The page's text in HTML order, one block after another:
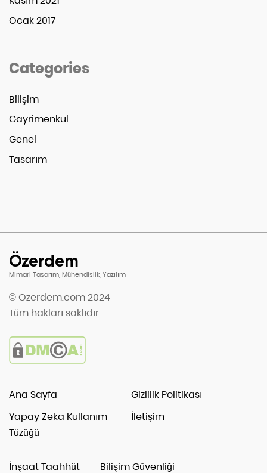
Ocak 2017
Categories
Bilişim
Gayrimenkul
Genel
Tasarım
Özerdem
Mimari Tasarım, Mühendislik, Yazılım
© Ozerdem.com 2024
Tüm hakları saklıdır.
Ana Sayfa
Gizlilik Politikası
Yapay Zeka Kullanım
Tüzüğü
İletişim
İnşaat Taahhüt Bilişim Güvenliği